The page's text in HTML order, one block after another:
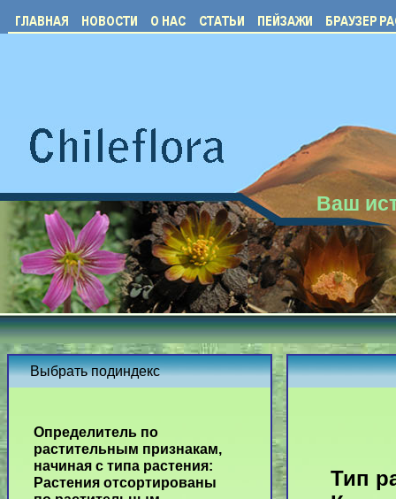
Ваш
Выбрать подиндекс
Определитель по
растительным признакам,
начиная с типа растения:
Растения отсортированы
Тип